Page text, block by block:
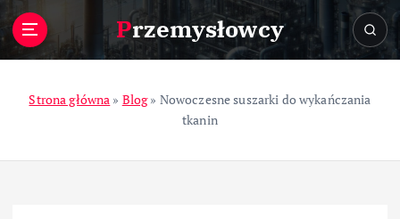
Przemysłowcy
Strona główna » Blog» Nowoczesne suszarki do wykańczania
tkanin